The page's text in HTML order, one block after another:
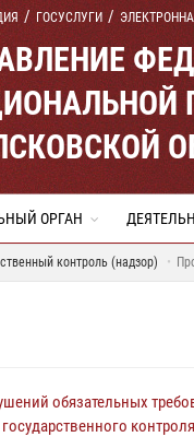
ГОСУСЛУГИ
ОРГАН
контроль (надзор)
обязательных